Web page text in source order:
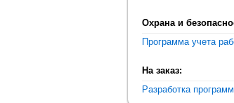
Охрана и
Программа учета
На заказ:
Разработка